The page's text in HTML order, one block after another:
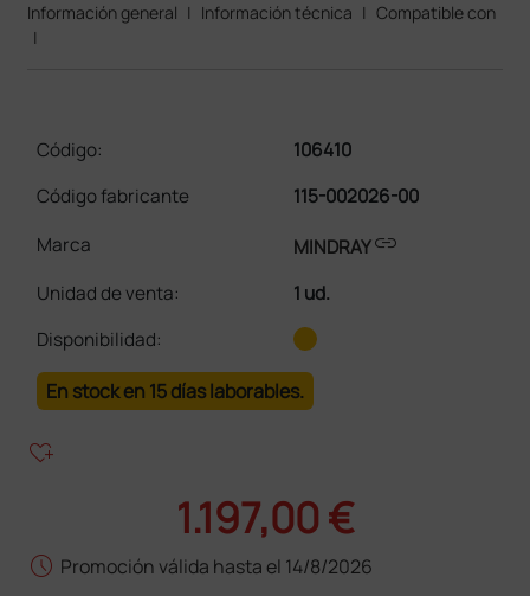
Información general | Información técnica | Compatible con
|
Código:
106410
Código fabricante
115-002026-00
Marca
MINDRAYlink
Unidad de venta:
1 ud.
Disponibilidad:
En stock en 15 días laborables.
heart_plus
1.197,00 €
schedule Promoción válida hasta el 14/8/2026